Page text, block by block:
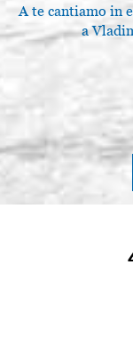
A te cantiamo in
a